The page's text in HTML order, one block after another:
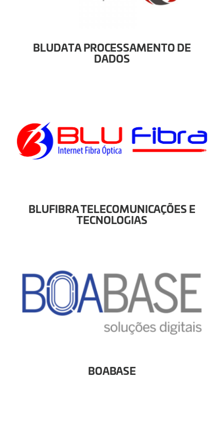
BLUDATA PROCESSAMENTO DE
DADOS
BLUFIBRA TELECOMUNICAÇÕES E
TECNOLOGIAS
BOABASE